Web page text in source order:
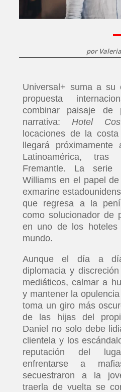
por
Universal+ suma a su
propuesta
combinar paisaje de
narrativa: Hotel
locaciones de la
llegará
Latinoamérica,
Fremantle. La serie
Williams en el papel
exmarine
que regresa a la
como solucionador de
en uno de los hoteles
mundo.
Aunque el día a
diplomacia y
mediáticos, calmar a
y mantener la
toma un giro más
de las hijas del
Daniel no solo debe
clientela y los
reputación del
enfrentarse a
secuestraron a la
traerla de vuelta se